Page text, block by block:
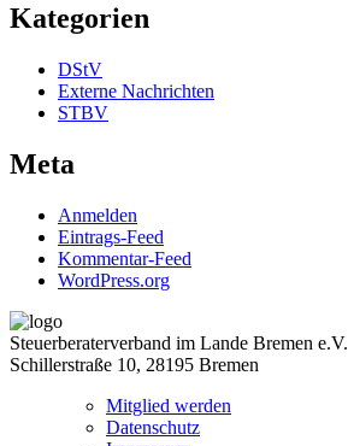
Kategorien
DStV
Externe Nachrichten
STBV
Meta
Anmelden
Eintrags-Feed
Kommentar-Feed
WordPress.org
Steuerberaterverband im Lande Bremen e.V.
Schillerstraße 10, 28195 Bremen
Mitglied werden
Datenschutz